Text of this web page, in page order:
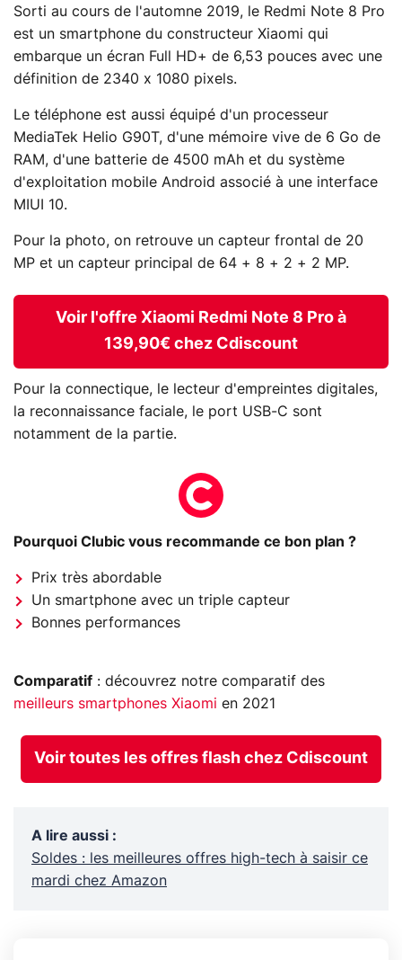
Sorti au cours de l'automne 2019, le Redmi Note 8 Pro
est un smartphone du constructeur Xiaomi qui
embarque un écran Full HD+ de 6,53 pouces avec une
définition de 2340 x 1080 pixels.
Le téléphone est aussi équipé d'un processeur
MediaTek Helio G90T, d'une mémoire vive de 6 Go de
RAM, d'une batterie de 4500 mAh et du système
d'exploitation mobile Android associé à une interface
MIUI 10.
Pour la photo, on retrouve un capteur frontal de 20
MP et un capteur principal de 64 + 8 + 2 + 2 MP.
Voir l'offre Xiaomi Redmi Note 8 Pro à
139,90€ chez Cdiscount
Pour la connectique, le lecteur d'empreintes digitales,
la reconnaissance faciale, le port USB-C sont
notamment de la partie.
Pourquoi Clubic vous recommande ce bon plan ?
Prix très abordable
Un smartphone avec un triple capteur
Bonnes performances
Comparatif : découvrez notre comparatif des
meilleurs smartphones Xiaomi en 2021
Voir toutes les offres flash chez Cdiscount
A lire aussi :
Soldes : les meilleures offres high-tech à saisir ce
mardi chez Amazon